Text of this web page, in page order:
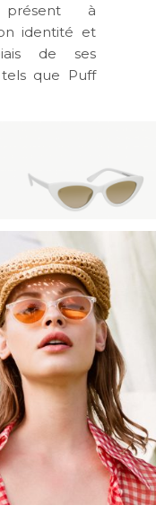
à
identité et
de ses
que Puff